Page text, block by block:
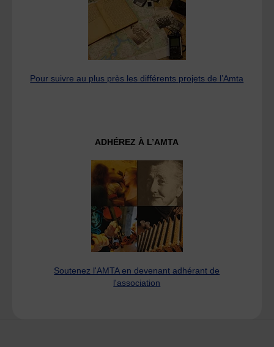
Pour suivre au plus près les différents projets de l’Amta
ADHÉREZ À L’AMTA
Soutenez l'AMTA en devenant adhérant de
l'association